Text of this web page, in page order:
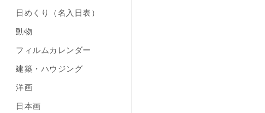
日めくり（名入日表）
動物
フィルムカレンダー
建築・ハウジング
洋画
日本画